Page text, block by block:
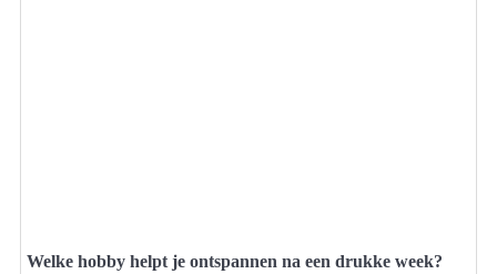
Welke hobby helpt je ontspannen na een drukke week?